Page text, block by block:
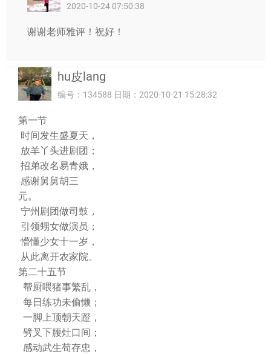
2020-10-24 07:50:38
谢谢老师雅评！祝好！
hu皮lang
编号：134588 日期：2020-10-21 15:28:32
第一节
时间发生盛夏天，
放羊丫头进剧团；
招弟改名易青娥，
感谢舅舅胡三
元
宁州剧团做司鼓，
引领甥女做演员；
懵懂少女十一岁，
从此离开农家院。
第二十五节
帮厨喂猪事繁乱，
每日练功未偷懒；
一脚上顶朝天蹬，
劈叉下腰灶口间；
感动武生苟存忠，